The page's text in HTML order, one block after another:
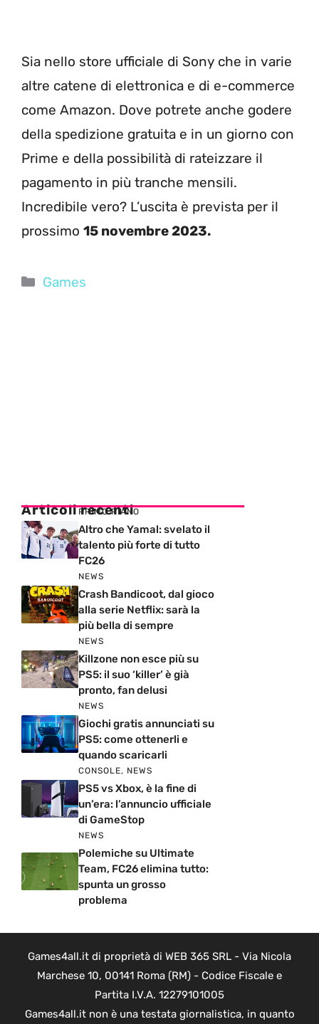
Sia nello store ufficiale di Sony che in varie
altre catene di elettronica e di e-commerce
come Amazon. Dove potrete anche godere
della spedizione gratuita e in un giorno con
Prime e della possibilità di rateizzare il
pagamento in più tranche mensili.
Incredibile vero? L’uscita è prevista per il
prossimo 15 novembre 2023.
Categorie
Games
Articoli recenti
PRIMO PIANO
Altro che Yamal: svelato il
talento più forte di tutto
FC26
NEWS
Crash Bandicoot, dal gioco
alla serie Netflix: sarà la
più bella di sempre
NEWS
Killzone non esce più su
PS5: il suo ‘killer’ è già
pronto, fan delusi
NEWS
Giochi gratis annunciati su
PS5: come ottenerli e
quando scaricarli
CONSOLE, NEWS
PS5 vs Xbox, è la fine di
un’era: l’annuncio ufficiale
di GameStop
NEWS
Polemiche su Ultimate
Team, FC26 elimina tutto:
spunta un grosso
problema
Games4all.it di proprietà di WEB 365 SRL - Via Nicola
Marchese 10, 00141 Roma (RM) - Codice Fiscale e
Partita I.V.A. 12279101005
Games4all.it non è una testata giornalistica, in quanto